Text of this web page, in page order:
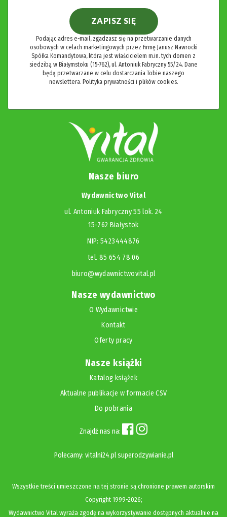
ZAPISZ SIĘ
Podając adres e-mail, zgadzasz się na przetwarzanie danych
osobowych w celach marketingowych przez firmę Janusz Nawrocki
Spółka Komandytowa, która jest właścicielem m.in. tych domen z
siedzibą w Białymstoku (15-762), ul. Antoniuk Fabryczny 55/24. Dane
będą przetwarzane w celu dostarczania Tobie naszego
newslettera. Polityka prywatności i plików cookies.
Nasze biuro
Wydawnictwo Vital
ul. Antoniuk Fabryczny 55 lok. 24
15-762 Białystok
NIP: 5423444876
tel. 85 654 78 06
biuro@wydawnictwovital.pl
Nasze wydawnictwo
O Wydawnictwie
Kontakt
Oferty pracy
Nasze książki
Katalog książek
Aktualne publikacje w formacie CSV
Do pobrania
Znajdź nas na:
Polecamy: vitalni24.pl superodzywianie.pl
Wszystkie treści umieszczone na tej stronie są chronione prawem autorskim
Copyright1999-2026;
Wydawnictwo Vital wyraża zgodę na wykorzystywanie dostępnych aktualnie na